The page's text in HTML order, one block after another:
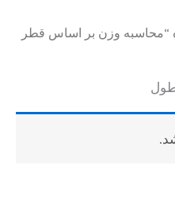
وزن بر اساس قطر